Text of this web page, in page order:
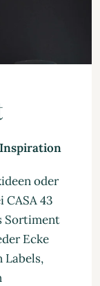
oder
43
Sortiment
Ecke